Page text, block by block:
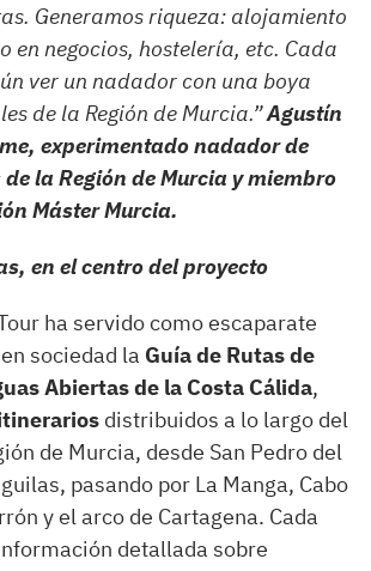
Generamos riqueza: alojamiento
en negocios, hostelería, etc. Cada
ver un nadador con una boya
de la Región de Murcia.”Agustín
experimentado nadador de
la Región de Murcia y miembro
Máster Murcia.
en el centro del proyecto
ha servido como escaparate
sociedad la Guía de Rutas de
Abiertas de la Costa Cálida,
distribuidos a lo largo del
de Murcia, desde San Pedro del
pasando por La Manga, Cabo
y el arco de Cartagena. Cada
detallada sobre